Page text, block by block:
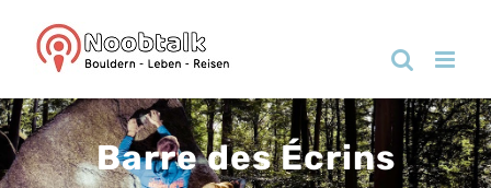
Inhalt
Barre des Écrins